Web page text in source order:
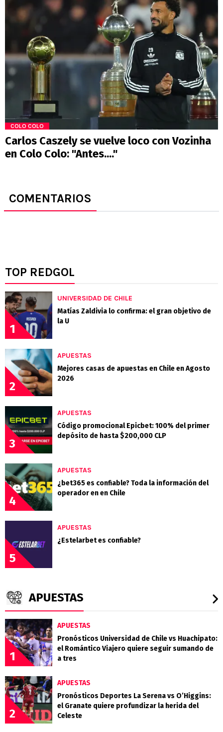
COLO COLO
Carlos Caszely se vuelve loco con Vozinha
en Colo Colo: "Antes...."
COMENTARIOS
TOP REDGOL
1
UNIVERSIDAD DE CHILE
Matías Zaldivia lo confirma: el gran objetivo de
la U
2
APUESTAS
Mejores casas de apuestas en Chile en Agosto
2026
3
APUESTAS
Código promocional Epicbet: 100% del primer
depósito de hasta $200,000 CLP
4
APUESTAS
¿bet365 es confiable? Toda la información del
operador en en Chile
5
APUESTAS
¿Estelarbet es confiable?
APUESTAS
1
APUESTAS
Pronósticos Universidad de Chile vs Huachipato:
el Romántico Viajero quiere seguir sumando de
a tres
2
APUESTAS
Pronósticos Deportes La Serena vs O’Higgins:
el Granate quiere profundizar la herida del
Celeste